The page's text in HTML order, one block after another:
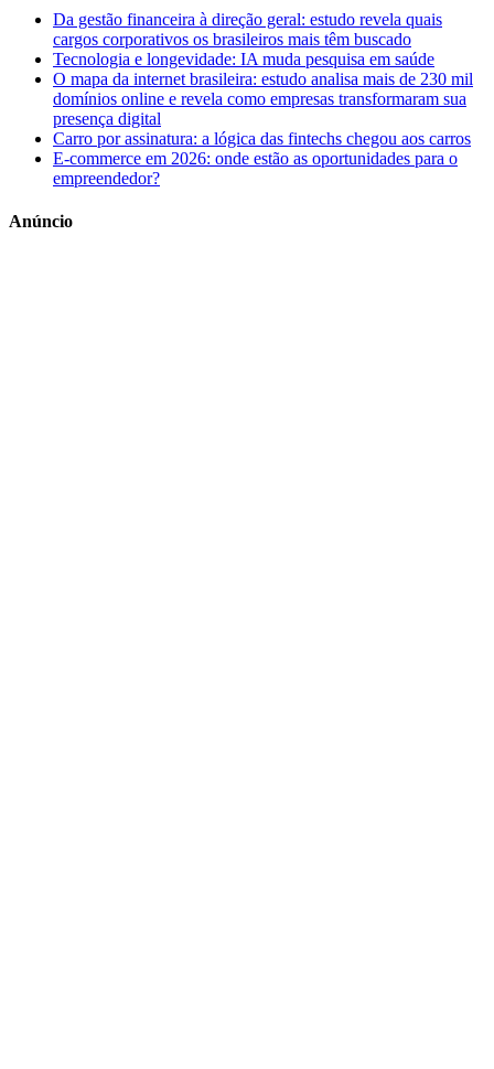
Da gestão financeira à direção geral: estudo revela quais
cargos corporativos os brasileiros mais têm buscado
Tecnologia e longevidade: IA muda pesquisa em saúde
O mapa da internet brasileira: estudo analisa mais de 230 mil
domínios online e revela como empresas transformaram sua
presença digital
Carro por assinatura: a lógica das fintechs chegou aos carros
E-commerce em 2026: onde estão as oportunidades para o
empreendedor?
Anúncio